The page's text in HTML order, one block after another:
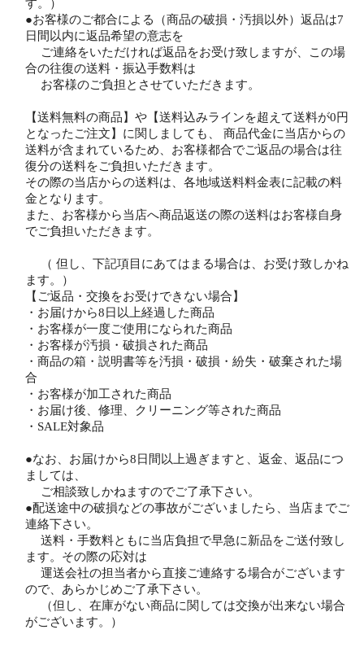
す。）
●お客様のご都合による（商品の破損・汚損以外）返品は7
日間以内に返品希望の意志を
ご連絡をいただければ返品をお受け致しますが、この場
合の往復の送料・振込手数料は
お客様のご負担とさせていただきます。
【送料無料の商品】や【送料込みラインを超えて送料が0円
となったご注文】に関しましても、 商品代金に当店からの
送料が含まれているため、お客様都合でご返品の場合は往
復分の送料をご負担いただきます。
その際の当店からの送料は、各地域送料料金表に記載の料
金となります。
また、お客様から当店へ商品返送の際の送料はお客様自身
でご負担いただきます。
（ 但し、下記項目にあてはまる場合は、お受け致しかね
ます。）
【ご返品・交換をお受けできない場合】
・お届けから8日以上経過した商品
・お客様が一度ご使用になられた商品
・お客様が汚損・破損された商品
・商品の箱・説明書等を汚損・破損・紛失・破棄された場
合
・お客様が加工された商品
・お届け後、修理、クリーニング等された商品
・SALE対象品
●なお、お届けから8日間以上過ぎますと、返金、返品につ
ましては、
ご相談致しかねますのでご了承下さい。
●配送途中の破損などの事故がございましたら、当店までご
連絡下さい。
送料・手数料ともに当店負担で早急に新品をご送付致し
ます。その際の応対は
運送会社の担当者から直接ご連絡する場合がございます
ので、あらかじめご了承下さい。
（但し、在庫がない商品に関しては交換が出来ない場合
がございます。）